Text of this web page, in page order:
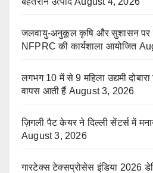
जलवायु-अनुकूल कृषि और सुशासन पर
NFPRC की कार्यशाला आयोजित
लगभग 10 में से 9 महिला उद्यमी
वापस आती हैं August 3, 2026
ज़िगली पैट केयर ने दिल्ली सेंटर्स में
August 3, 2026
गारटेक्स टेक्सप्रोसेस इंडिया 2026